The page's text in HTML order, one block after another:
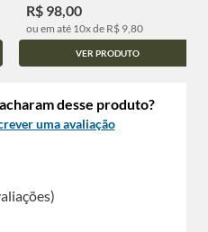
R$ 98,00
ou em até 10x de R$ 9,80
VER PRODUTO
desse produto?
uma avaliação